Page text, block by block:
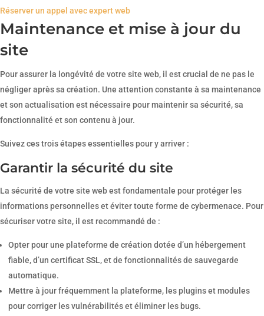
Réserver un appel avec expert web
Maintenance et mise à jour du
site
Pour assurer la longévité de votre site web, il est crucial de ne pas le
négliger après sa création. Une attention constante à sa maintenance
et son actualisation est nécessaire pour maintenir sa sécurité, sa
fonctionnalité et son contenu à jour.
Suivez ces trois étapes essentielles pour y arriver :
Garantir la sécurité du site
La sécurité de votre site web est fondamentale pour protéger les
informations personnelles et éviter toute forme de cybermenace. Pour
sécuriser votre site, il est recommandé de :
Opter pour une plateforme de création dotée d’un hébergement
fiable, d’un certificat SSL, et de fonctionnalités de sauvegarde
automatique.
Mettre à jour fréquemment la plateforme, les plugins et modules
pour corriger les vulnérabilités et éliminer les bugs.